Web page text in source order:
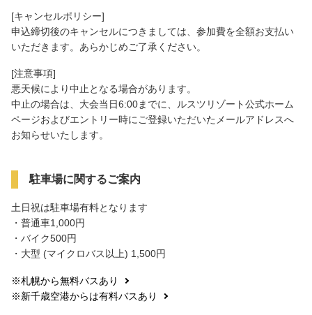
[キャンセルポリシー]
申込締切後のキャンセルにつきましては、参加費を全額お支払い
いただきます。あらかじめご了承ください。
[注意事項]
悪天候により中止となる場合があります。
中止の場合は、大会当日6:00までに、ルスツリゾート公式ホーム
ページおよびエントリー時にご登録いただいたメールアドレスへ
お知らせいたします。
駐車場に関するご案内
土日祝は駐車場有料となります
・普通車1,000円
・バイク500円
・大型 (マイクロバス以上) 1,500円
※札幌から無料バスあり
※新千歳空港からは有料バスあり